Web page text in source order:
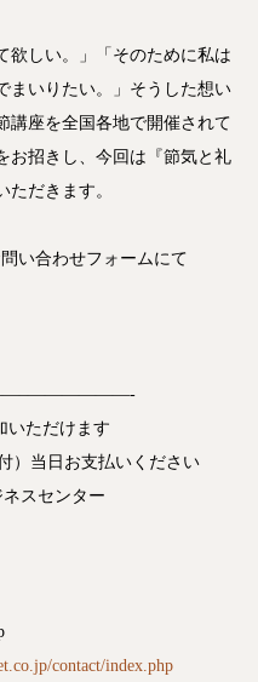
欲しい。」「そのために私は
いりたい。」 そうした想い
講座を全 国各地で開催されて
お招きし、今回は『節気と礼
ただきます。
い合わせフォー ムにて
——————-
ただけます
当日お支払いく ださい
センター
contact/index.php